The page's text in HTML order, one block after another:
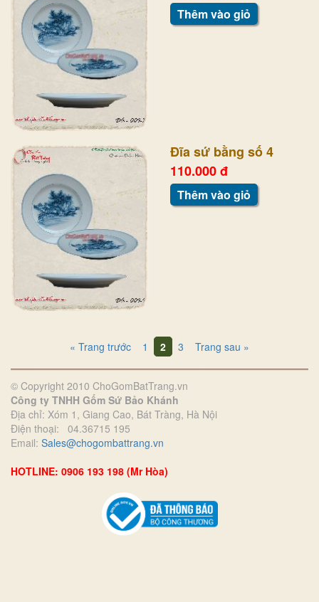
Thêm vào giỏ
Đĩa sứ bằng số 4
110.000 đ
Thêm vào giỏ
« Trang trước 1 2 3 Trang sau »
© Copyright 2010 ChoGomBatTrang.vn
Công ty TNHH Gốm Sứ Bảo Khánh
Địa chỉ: Xóm 1, Giang Cao, Bát Tràng, Hà Nội
Điện thoại: 04.36715 195
Email: Sales@chogombattrang.vn
HOTLINE: 0906 193 198 (Mr Hòa)